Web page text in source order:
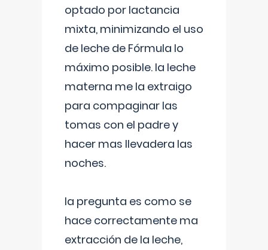
optado por lactancia
mixta, minimizando el uso
de leche de Fórmula lo
máximo posible. la leche
materna me la extraigo
para compaginar las
tomas con el padre y
hacer mas llevadera las
noches.
la pregunta es como se
hace correctamente ma
extracción de la leche,